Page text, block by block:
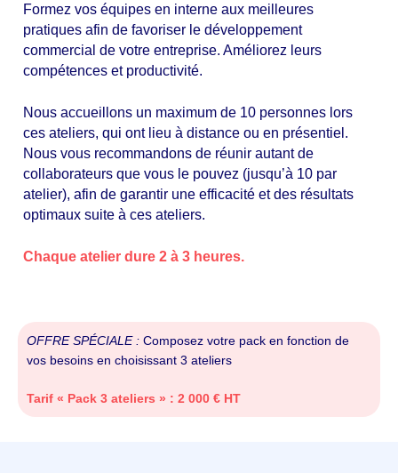
Formez vos équipes en interne aux meilleures
pratiques afin de favoriser le développement
commercial de votre entreprise. Améliorez leurs
compétences et productivité.
Nous accueillons un maximum de 10 personnes lors
ces ateliers, qui ont lieu à distance ou en présentiel.
Nous vous recommandons de réunir autant de
collaborateurs que vous le pouvez (jusqu’à 10 par
atelier), afin de garantir une efficacité et des résultats
optimaux suite à ces ateliers.
Chaque atelier dure 2 à 3 heures.
OFFRE SPÉCIALE : Composez votre pack en fonction de
vos besoins en choisissant 3 ateliers
Tarif « Pack 3 ateliers » : 2 000 € HT